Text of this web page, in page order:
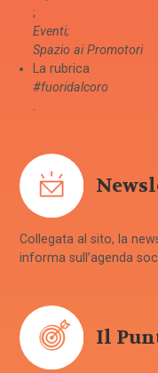
;
Eventi;
Spazio ai Promotori
La rubrica
#fuoridalcoro
Collegata al sito, la
informa sull’agenda
Il